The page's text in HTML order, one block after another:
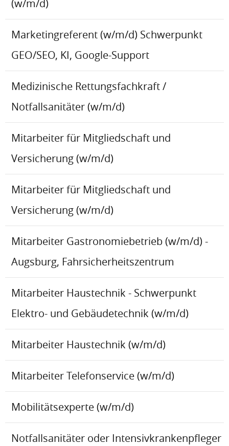
(w/m/d)
Marketingreferent (w/m/d) Schwerpunkt
GEO/SEO, KI, Google-Support
Medizinische Rettungsfachkraft /
Notfallsanitäter (w/m/d)
Mitarbeiter für Mitgliedschaft und
Versicherung (w/m/d)
Mitarbeiter für Mitgliedschaft und
Versicherung (w/m/d)
Mitarbeiter Gastronomiebetrieb (w/m/d) -
Augsburg, Fahrsicherheitszentrum
Mitarbeiter Haustechnik - Schwerpunkt
Elektro- und Gebäudetechnik (w/m/d)
Mitarbeiter Haustechnik (w/m/d)
Mitarbeiter Telefonservice (w/m/d)
Mobilitätsexperte (w/m/d)
Notfallsanitäter oder Intensivkrankenpfleger